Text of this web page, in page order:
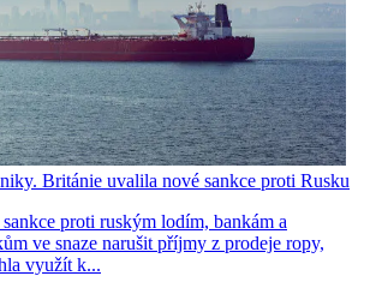
Británie uvalila nové sankce proti Rusku
proti ruským lodím, bankám a
ve snaze narušit příjmy z prodeje ropy,
využít k...